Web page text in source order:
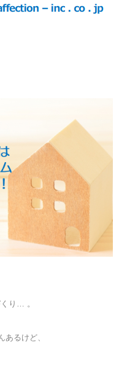
り… 。
あるけど、